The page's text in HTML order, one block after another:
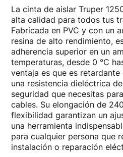
La cinta de aislar Truper
alta calidad para todos tus
Fabricada en PVC y con un
resina de alto rendimiento,
adherencia superior en un
temperaturas, desde 0 °C
ventaja es que es
una resistencia dieléctrica
seguridad que necesitas
cables. Su elongación de
flexibilidad garantizan un
una herramienta
para cualquier persona que
instalación o reparación